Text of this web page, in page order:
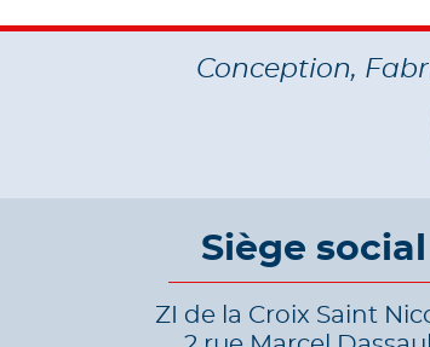
Conception,
Siège social
ZI de la Croix Saint